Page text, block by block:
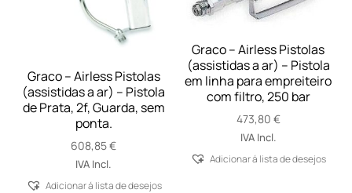
Graco – Airless Pistolas
(assistidas a ar) – Pistola
de Prata, 2f, Guarda, sem
ponta.
608,85€
IVA Incl.
Adicionar á lista de desejos
Graco – Airless Pistolas
(assistidas a ar) – Pistola
em linha para empreiteiro
com filtro, 250 bar
473,80 €
IVA Incl.
Adicionar á lista de desejos